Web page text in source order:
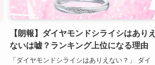
【朗報】ダイヤモンドシライシはありえ
ないは嘘？ランキング上位になる理由
「ダイヤモンドシライシはありえない？」 ダイ